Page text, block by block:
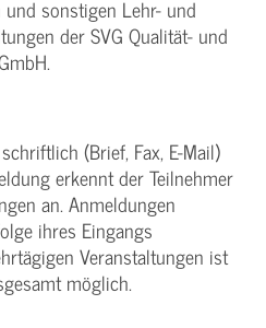
sonstigen Lehr- und
der SVG Qualität- und
(Brief, Fax, E-Mail)
erkennt der Teilnehmer
an. Anmeldungen
ihres Eingangs
Veranstaltungen ist
möglich.